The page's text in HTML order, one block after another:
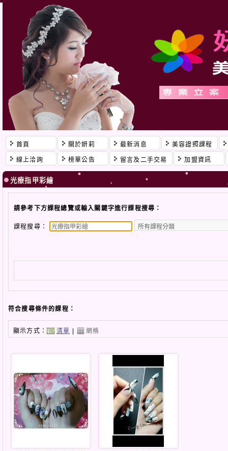
首頁 關於妍莉 最新消息 美容證照課程
線上洽詢 榜單公告 留言及二手交易 加盟資訊
光療指甲彩繪
請參考下方課程總覽或輸入關鍵字進行課程搜尋：
課程搜尋：
符合搜尋條件的課程：
顯示方式： 清單 | 網格